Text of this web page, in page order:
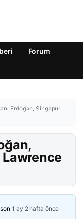
Forum
Erdoğan, Singapur
Lawrence
1 ay 2 hafta önce